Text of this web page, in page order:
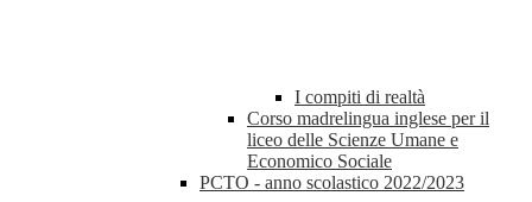
I compiti di realtà
Corso madrelingua inglese per il
liceo delle Scienze Umane e
Economico Sociale
PCTO - anno scolastico 2022/2023